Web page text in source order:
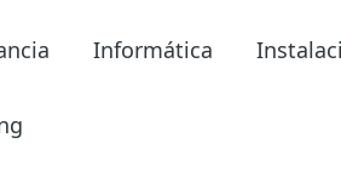
Informática